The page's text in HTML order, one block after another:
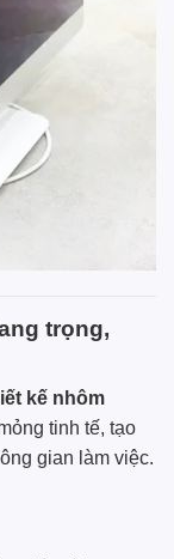
trọng,
kế nhôm
tinh tế, tạo
gian làm việc.